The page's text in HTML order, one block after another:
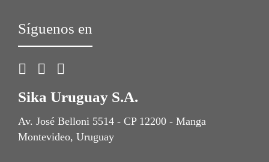
Síguenos en
Sika Uruguay S.A.
Av. José Belloni 5514 - CP 12200 - Manga
Montevideo, Uruguay